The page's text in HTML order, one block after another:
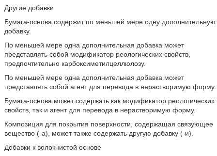
Другие добавки
Бумага-основа содержит по меньшей мере одну дополнительную
добавку.
По меньшей мере одна дополнительная добавка может
представлять собой модификатор реологических свойств,
предпочтительно карбоксиметилцеллюлозу.
По меньшей мере одна дополнительная добавка может
представлять собой агент для перевода в нерастворимую форму.
Бумага-основа может содержать как модификатор реологических
свойств, так и агент для перевода в нерастворимую форму.
Композиция для покрытия поверхности, содержащая связующее
вещество (-а), может также содержать другую добавку (-и).
Добавки к волокнистой основе